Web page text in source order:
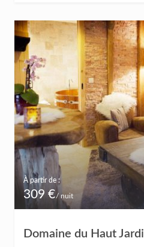
À partir de :
309 €/ nuit
Domaine du Haut